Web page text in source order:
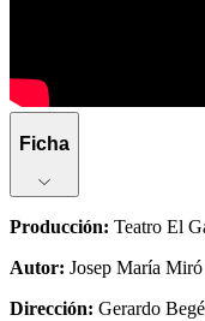
Ficha
Producción: Teatro El
Autor: Josep María Miró
Dirección: Gerardo